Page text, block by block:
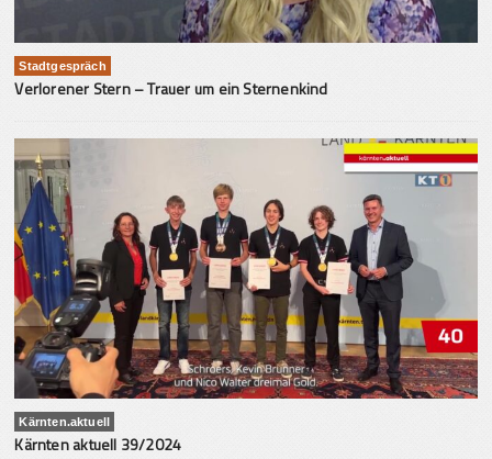
Stadtgespräch
Verlorener Stern – Trauer um ein Sternenkind
Kärnten.aktuell
Kärnten aktuell 39/2024